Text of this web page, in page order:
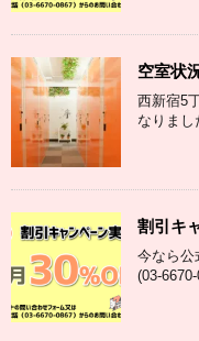
空室状
西新宿5
なりまし
割引キ
今なら公
(03-